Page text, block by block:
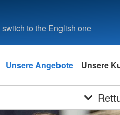
to the English one
Unsere Angebote Unsere